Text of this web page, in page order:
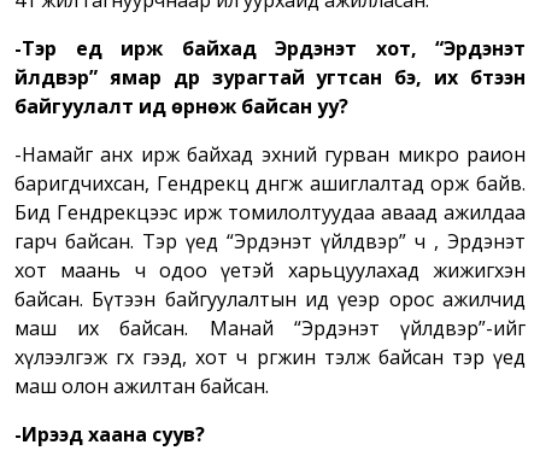
-Тэр үед ирж байхад Эрдэнэт хот, “Эрдэнэт
үйлдвэр” ямар дүр зурагтай угтсан бэ, их бүтээн
байгуулалт ид өрнөж байсан уу?
-Намайг анх ирж байхад эхний гурван микро раион
баригдчихсан, Гендрекц дөнгөж ашиглалтад орж байв.
Бид Гендрекцээс ирж томилолтуудаа аваад ажилдаа
гарч байсан. Тэр үед “Эрдэнэт үйлдвэр” ч , Эрдэнэт
хот маань ч одоо үетэй харьцуулахад жижигхэн
байсан. Бүтээн байгуулалтын ид үеэр орос ажилчид
маш их байсан. Манай “Эрдэнэт үйлдвэр”-ийг
хүлээлгэж өгөх гээд, хот ч өргөжин тэлж байсан тэр үед
маш олон ажилтан байсан.
-Ирээд хаана суув?